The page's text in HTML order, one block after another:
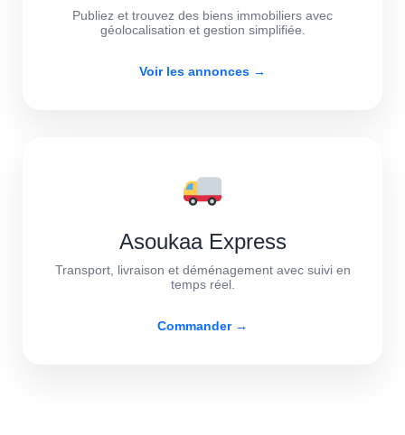
Publiez et trouvez des biens immobiliers avec
géolocalisation et gestion simplifiée.
Voir les annonces →
Asoukaa Express
Transport, livraison et déménagement avec suivi en
temps réel.
Commander →